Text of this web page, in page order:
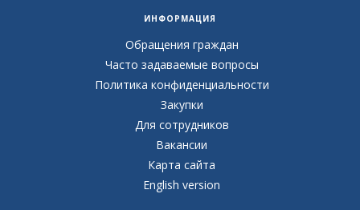
ИНФОРМАЦИЯ
Обращения граждан
Часто задаваемые вопросы
Политика конфиденциальности
Закупки
Для сотрудников
Вакансии
Карта сайта
English version